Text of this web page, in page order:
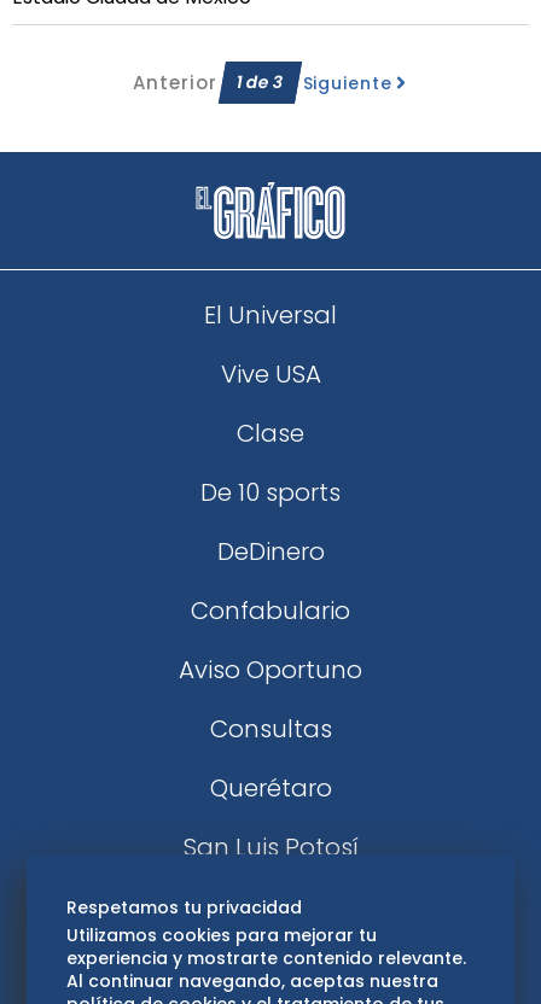
Anterior 1de3 Siguiente
El Universal
Vive USA
Clase
De 10 sports
DeDinero
Confabulario
Aviso Oportuno
Consultas
Querétaro
San Luis Potosí
Edomex
Consultas
Respetamos tu privacidad
Utilizamos cookies para mejorar tu
experiencia y mostrarte contenido relevante.
Al continuar navegando, aceptas nuestra